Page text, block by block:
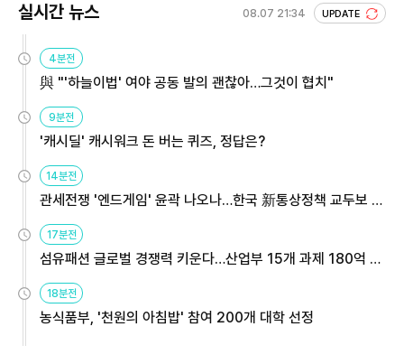
실시간 뉴스 08.07 21:34 UPDATE
4분전
與 "'하늘이법' 여야 공동 발의 괜찮아…그것이 협치"
9분전
'캐시딜' 캐시워크 돈 버는 퀴즈, 정답은?
14분전
관세전쟁 '엔드게임' 윤곽 나오나…한국 新통상정책 교두보 활
용해야
17분전
섬유패션 글로벌 경쟁력 키운다…산업부 15개 과제 180억 지
원
18분전
농식품부, '천원의 아침밥' 참여 200개 대학 선정